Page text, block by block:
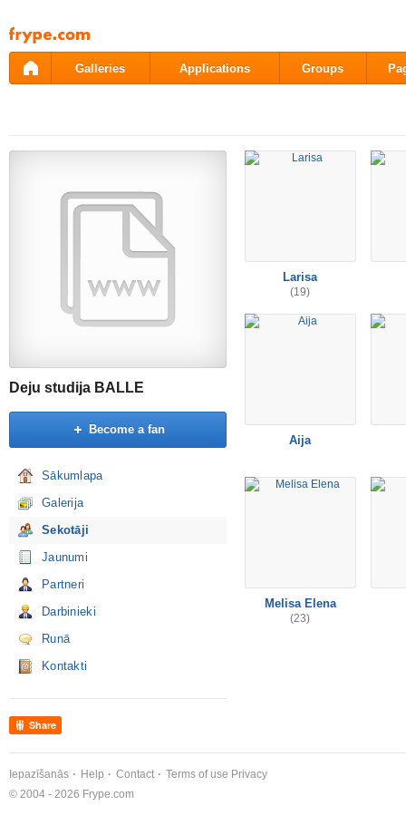
Pāriet
uz
saturu
Galleries Applications Groups
Deju studija BALLE
Become a fan
Sākumlapa
Galerija
Sekotāji
Jaunumi
Partneri
Darbinieki
Runā
Kontakti
Share
Larisa
(19)
Aija
Melisa Elena
(23)
Iepazīšanās Help Contact Terms of use Privacy
© 2004 - 2026 Frype.com